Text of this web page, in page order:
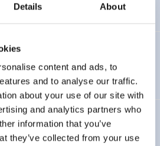
Details About
content and ads, to
and to analyse our traffic.
about your use of our site with
and analytics partners who
information that you’ve
they’ve collected from your use
MIGRATION)
für Roma-
Qualifizierungsmaßnahmen